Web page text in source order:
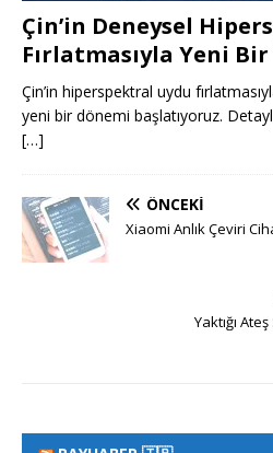
Çin’in Deneysel
Fırlatmasıyla Yeni
Çin’in hiperspektral uydu
yeni bir dönemi başlatıyoruz.
[…]
ÖNCEKI
Xiaomi Anlık Çeviri
Yaktığı